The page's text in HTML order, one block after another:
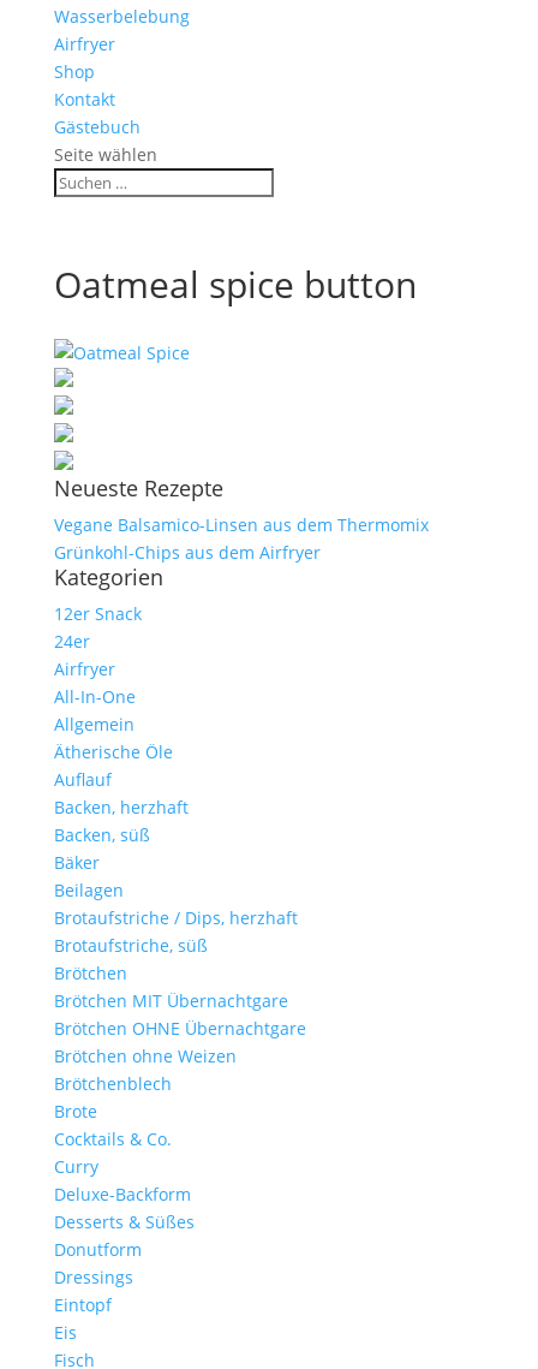
Wasserbelebung
Airfryer
Shop
Kontakt
Gästebuch
Seite wählen
Oatmeal spice button
Neueste Rezepte
Vegane Balsamico-Linsen aus dem Thermomix
Grünkohl-Chips aus dem Airfryer
Kategorien
12er Snack
24er
Airfryer
All-In-One
Allgemein
Ätherische Öle
Auflauf
Backen, herzhaft
Backen, süß
Bäker
Beilagen
Brotaufstriche / Dips, herzhaft
Brotaufstriche, süß
Brötchen
Brötchen MIT Übernachtgare
Brötchen OHNE Übernachtgare
Brötchen ohne Weizen
Brötchenblech
Brote
Cocktails & Co.
Curry
Deluxe-Backform
Desserts & Süßes
Donutform
Dressings
Eintopf
Eis
Fisch